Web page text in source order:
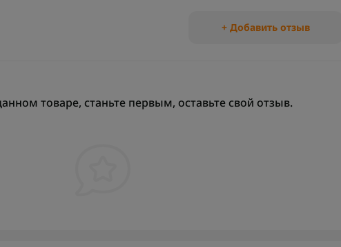
+ Добавить отзыв
товаре, станьте первым, оставьте свой отзыв.